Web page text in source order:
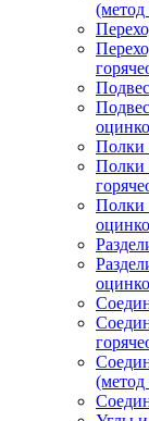
Полки
Полки
Полки